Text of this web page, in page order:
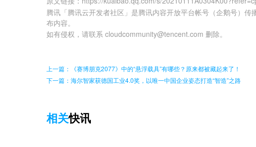
腾讯「腾讯云开发者社区」是腾讯内容开放平台帐号（企鹅号）传
布内容。
如有侵权，请联系 cloudcommunity@tencent.com 删除。
上一篇：《赛博朋克2077》中的“悬浮载具”有哪些？原来都被藏起来了！
下一篇：海尔智家获德国工业4.0奖，以唯一中国企业姿态打造“智造”之路
相关快讯